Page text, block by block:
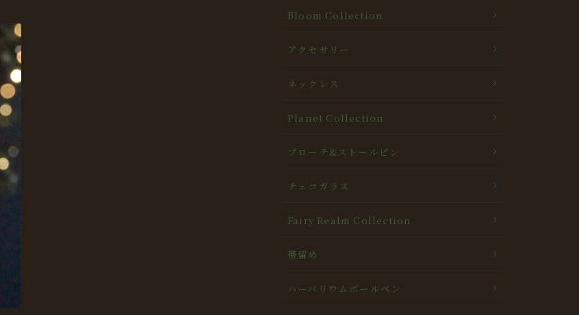
Bloom Collection
アクセサリー
ネックレス
Planet Collection
ブローチ&ストールピン
チェコガラス
Fairy Realm Collection
帯留め
ハーバリウムボールペン